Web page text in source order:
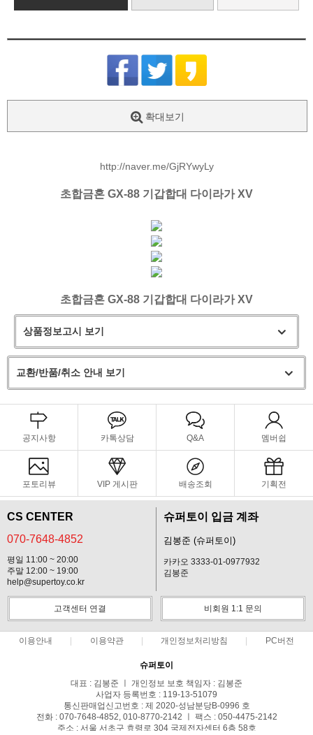
확대보기
http://naver.me/GjRYwyLy
초합금혼 GX-88 기갑합대 다이라가 XV
초합금혼 GX-88 기갑합대 다이라가 XV
상품정보고시 보기
교환/반품/취소 안내 보기
공지사항 카톡상담 Q&A 멤버쉽
포토리뷰 VIP 게시판 배송조회 기획전
CS CENTER
070-7648-4852
평일 11:00 ~ 20:00
주말 12:00 ~ 19:00
help@supertoy.co.kr
슈퍼토이 입금 계좌
김봉준 (슈퍼토이)
카카오 3333-01-0977932
김봉준
고객센터 연결 비회원 1:1 문의
이용안내 이용약관 개인정보처리방침 PC버전
슈퍼토이
대표 : 김봉준 ㅣ 개인정보 보호 책임자 : 김봉준
사업자 등록번호 : 119-13-51079
통신판매업신고번호 : 제 2020-성남분당B-0996 호
전화 : 070-7648-4852, 010-8770-2142 ㅣ 팩스 : 050-4475-2142
주소 : 서울 서초구 효령로 304 국제전자센터 6층 58호